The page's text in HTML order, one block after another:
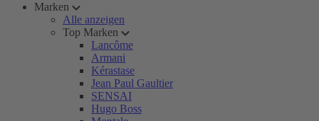
Marken
Alle anzeigen
Top Marken
Lancôme
Armani
Kérastase
Jean Paul Gaultier
SENSAI
Hugo Boss